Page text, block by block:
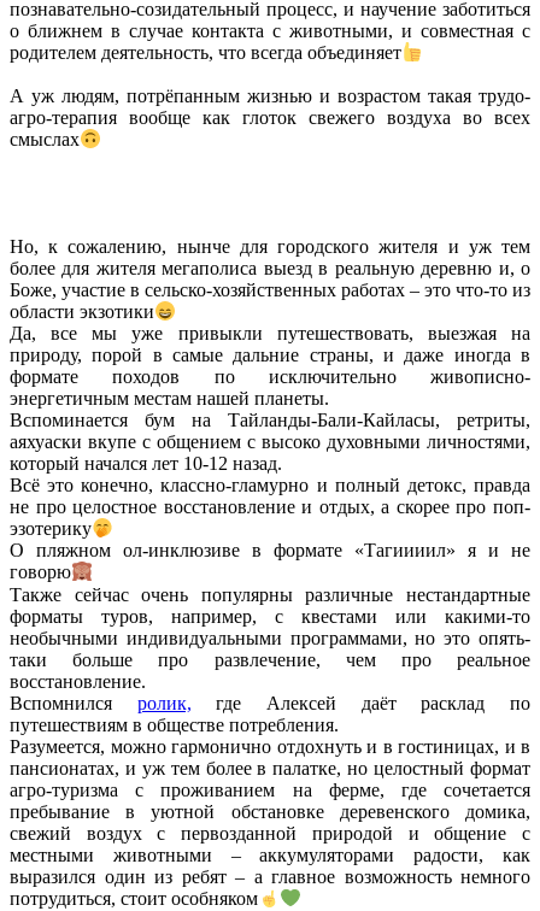
познавательно-созидательный процесс, и научение заботиться
о ближнем в случае контакта с животными, и совместная с
родителем деятельность, что всегда объединяет
А уж людям, потрёпанным жизнью и возрастом такая трудо-
агро-терапия вообще как глоток свежего воздуха во всех
смыслах
Но, к сожалению, нынче для городского жителя и уж тем
более для жителя мегаполиса выезд в реальную деревню и, о
Боже, участие в сельско-хозяйственных работах – это что-то из
области экзотики
Да, все мы уже привыкли путешествовать, выезжая на
природу, порой в самые дальние страны, и даже иногда в
формате походов по исключительно живописно-
энергетичным местам нашей планеты.
Вспоминается бум на Тайланды-Бали-Кайласы, ретриты,
аяхуаски вкупе с общением с высоко духовными личностями,
который начался лет 10-12 назад.
Всё это конечно, классно-гламурно и полный детокс, правда
не про целостное восстановление и отдых, а скорее про поп-
эзотерику
О пляжном ол-инклюзиве в формате «Тагиииил» я и не
говорю
Также сейчас очень популярны различные нестандартные
форматы туров, например, с квестами или какими-то
необычными индивидуальными программами, но это опять-
таки больше про развлечение, чем про реальное
восстановление.
Вспомнился ролик, где Алексей даёт расклад по
путешествиям в обществе потребления.
Разумеется, можно гармонично отдохнуть и в гостиницах, и в
пансионатах, и уж тем более в палатке, но целостный формат
агро-туризма с проживанием на ферме, где сочетается
пребывание в уютной обстановке деревенского домика,
свежий воздух с первозданной природой и общение с
местными животными – аккумуляторами радости, как
выразился один из ребят – а главное возможность немного
потрудиться, стоит особняком